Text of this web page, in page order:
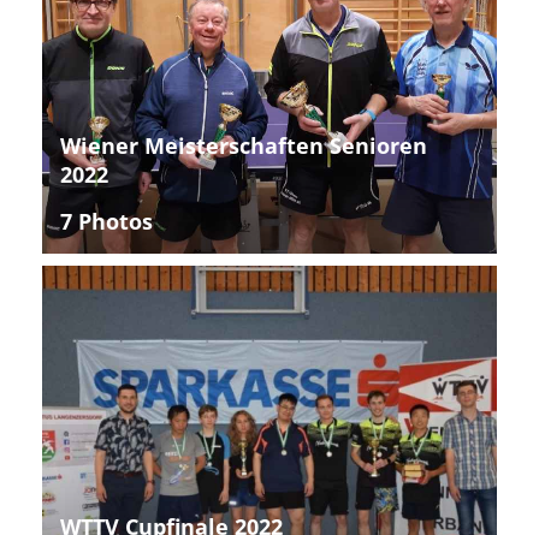
Wiener Meisterschaften Senioren
2022
7 Photos
WTTV Cupfinale 2022